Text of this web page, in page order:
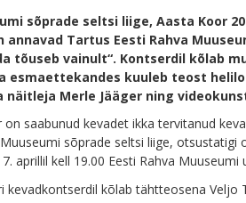
sõprade seltsi liige, Aasta Koor
annavad Tartus Eesti Rahva
tõuseb vainult“. Kontserdil kõlab
esmaettekandes kuuleb teost
Merle Jääger ning
saabunud kevadet ikka tervitanud
sõprade seltsi liige, otsustatigi
aprillil kell 19.00 Eesti Rahva
kevadkontserdil kõlab tähtteosena